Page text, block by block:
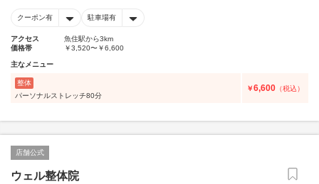
クーポン有 駐車場有
アクセス
魚住駅から3km
価格帯
￥3,520〜￥6,600
主なメニュー
整体
パーソナルストレッチ80分
￥6,600 （税込）
店舗公式
ウェル整体院